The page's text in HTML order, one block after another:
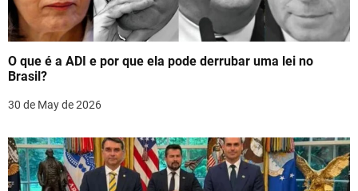
a
t
i
o
n
O que é a ADI e por que ela pode derrubar uma lei no
Brasil?
30 de May de 2026